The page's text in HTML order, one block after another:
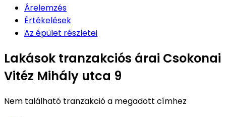
Árelemzés
Értékelések
Az épület részletei
Lakások tranzakciós árai Csokonai
Vitéz Mihály utca 9
Nem található tranzakció a megadott címhez